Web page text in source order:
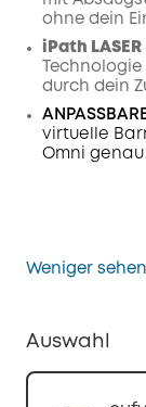
ohne dein
iPath LASER
durch dein
virtuelle
Omni
Weniger sehen
Auswahl